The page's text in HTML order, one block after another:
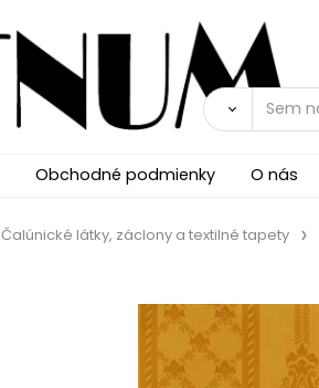
Obchodné podmienky O nás
Čalúnické látky, záclony a textilné tapety